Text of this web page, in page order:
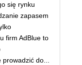
się rynku
zapasem
firm AdBlue to
do...